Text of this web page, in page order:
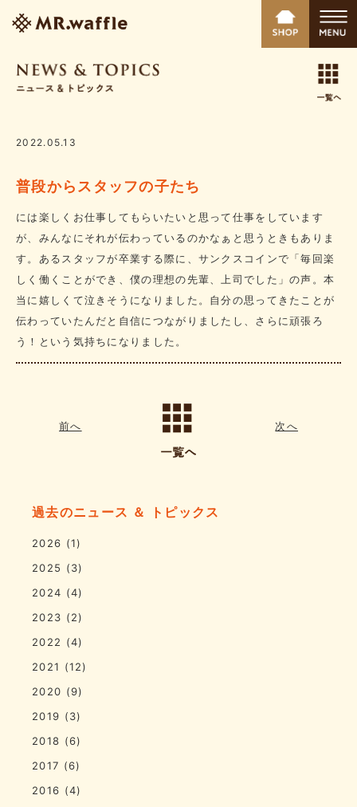
2022.05.13
普段からスタッフの子たち
には楽しくお仕事してもらいたいと思って仕事をしています
が、みんなにそれが伝わっているのかなぁと思うときもありま
す。あるスタッフが卒業する際に、サンクスコインで「毎回楽
しく働くことができ、僕の理想の先輩、上司でした」の声。本
当に嬉しくて泣きそうになりました。自分の思ってきたことが
伝わっていたんだと自信につながりましたし、さらに頑張ろ
う！という気持ちになりました。
前へ 次へ
過去のニュース ＆ トピックス
2026 (1)
2025 (3)
2024 (4)
2023 (2)
2022 (4)
2021 (12)
2020 (9)
2019 (3)
2018 (6)
2017 (6)
2016 (4)